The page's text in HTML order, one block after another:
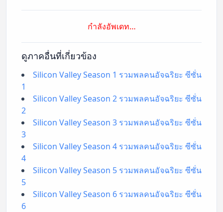
กำลังอัพเดท…
ดูภาคอื่นที่เกี่ยวข้อง
Silicon Valley Season 1 รวมพลคนอัจฉริยะ ซีซั่น
1
Silicon Valley Season 2 รวมพลคนอัจฉริยะ ซีซั่น
2
Silicon Valley Season 3 รวมพลคนอัจฉริยะ ซีซั่น
3
Silicon Valley Season 4 รวมพลคนอัจฉริยะ ซีซั่น
4
Silicon Valley Season 5 รวมพลคนอัจฉริยะ ซีซั่น
5
Silicon Valley Season 6 รวมพลคนอัจฉริยะ ซีซั่น
6